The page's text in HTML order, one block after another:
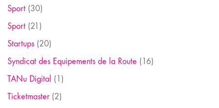
Sport (30)
Sport (21)
Startups (20)
Syndicat des Equipements de la Route (16)
TANu Digital (1)
Ticketmaster(2)